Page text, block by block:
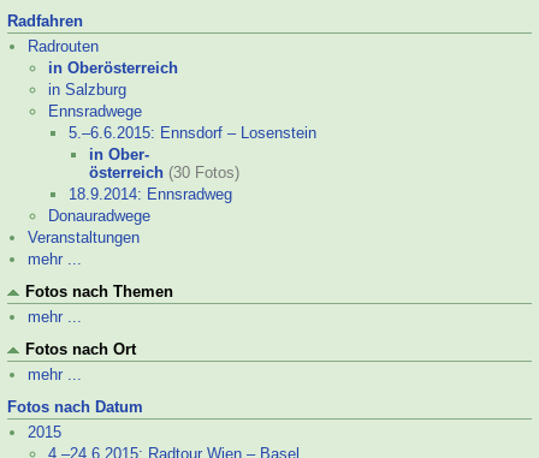
Radfahren
Radrouten
in Oberösterreich
in Salzburg
Ennsradwege
5.–6.6.2015: Ennsdorf – Losenstein
in Ober-
österreich (30 Fotos)
18.9.2014: Ennsradweg
Donauradwege
Veranstaltungen
mehr ...
Fotos nach Themen
mehr ...
Fotos nach Ort
mehr ...
Fotos nach Datum
2015
4.–24.6.2015: Radtour Wien – Basel